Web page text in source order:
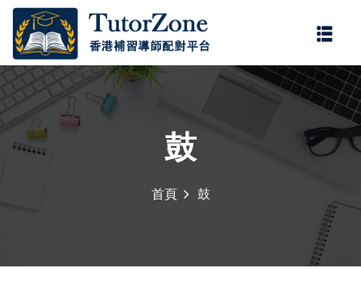
鼓
首頁 鼓
登錄